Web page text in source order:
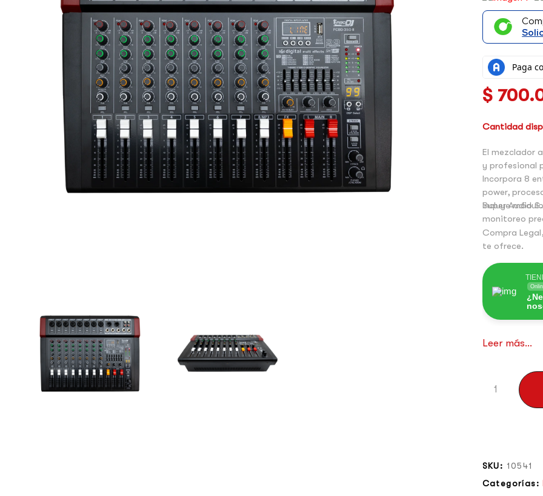
$
Cantidad
El mezclador
y profesional
Incorpora 8
power,
Incluye
monitoreo
Super Audio
Compra
te ofrece.
Leer más...
CANTIDAD
SKU: 10541
Categorías: